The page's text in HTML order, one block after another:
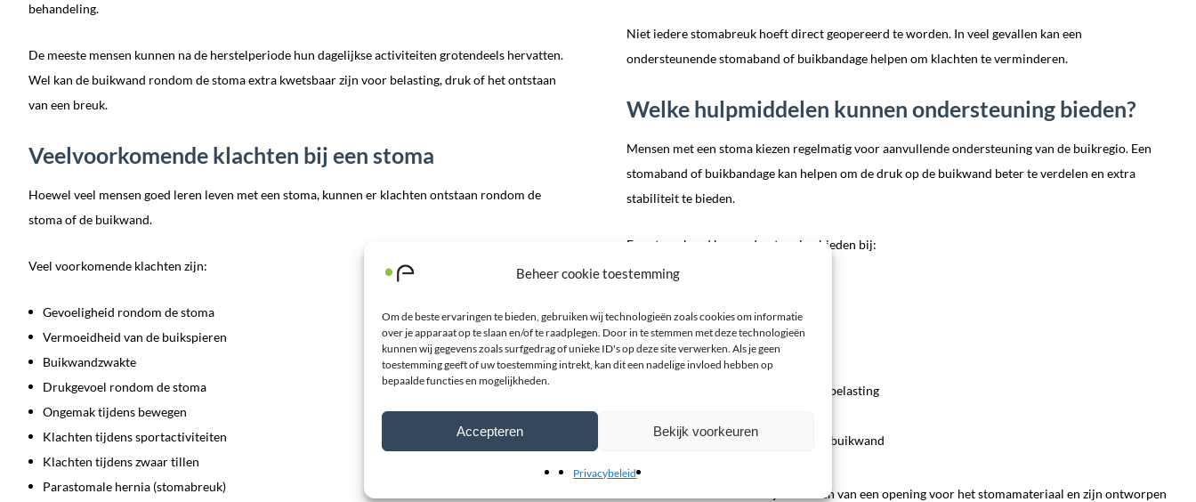
Beheer cookie toestemming
Om de beste ervaringen te bieden, gebruiken wij technologieën zoals cookies om informatie
over je apparaat op te slaan en/of te raadplegen. Door in te stemmen met deze technologieën
kunnen wij gegevens zoals surfgedrag of unieke ID's op deze site verwerken. Als je geen
toestemming geeft of uw toestemming intrekt, kan dit een nadelige invloed hebben op
bepaalde functies en mogelijkheden.
Accepteren Bekijk voorkeuren
Privacybeleid
behandeling.
De meeste mensen kunnen na de herstelperiode hun dagelijkse activiteiten grotendeels hervatten.
Wel kan de buikwand rondom de stoma extra kwetsbaar zijn voor belasting, druk of het ontstaan
van een breuk.
Veelvoorkomende klachten bij een stoma
Hoewel veel mensen goed leren leven met een stoma, kunnen er klachten ontstaan rondom de
stoma of de buikwand.
Veel voorkomende klachten zijn:
Gevoeligheid rondom de stoma
Vermoeidheid van de buikspieren
Buikwandzwakte
Drukgevoel rondom de stoma
Ongemak tijdens bewegen
Klachten tijdens sportactiviteiten
Klachten tijdens zwaar tillen
Parastomale hernia (stomabreuk)
Niet iedere stomabreuk hoeft direct geopereerd te worden. In veel gevallen kan een
ondersteunende stomaband of buikbandage helpen om klachten te verminderen.
Welke hulpmiddelen kunnen ondersteuning bieden?
Mensen met een stoma kiezen regelmatig voor aanvullende ondersteuning van de buikregio. Een
stomaband of buikbandage kan helpen om de druk op de buikwand beter te verdelen en extra
stabiliteit te bieden.
Een stomaband kan ondersteuning bieden bij:
Stomabreuk (parastomale hernia)
Zwakke buikwand
Dagelijkse activiteiten
Werkzaamheden met lichamelijke belasting
Preventieve ondersteuning van de buikwand
De meeste stomabanden zijn voorzien van een opening voor het stomamateriaal en zijn ontworpen